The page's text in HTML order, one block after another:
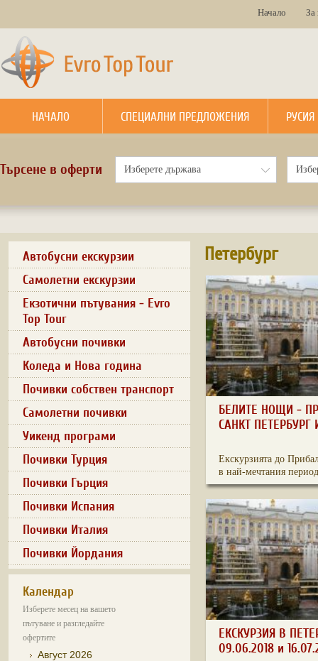
Начало За
НАЧАЛО СПЕЦИАЛНИ ПРЕДЛОЖЕНИЯ РУСИЯ
Търсене в оферти
Автобусни екскурзии
Самолетни екскурзии
Екзотични пътувания - Evro
Top Tour
Автобусни почивки
Коледа и Нова година
Почивки собствен транспорт
Самолетни почивки
Уикенд програми
Почивки Турция
Почивки Гърция
Почивки Испания
Почивки Италия
Почивки Йордания
Календар
Изберете месец на вашето
пътуване и разгледайте
офертите
Август 2026
Петербург
БЕЛИТЕ НОЩИ -
САНКТ ПЕТЕРБУРГ
Екскурзията до
в най-мечтания
ЕКСКУРЗИЯ В
09.06.2018 и